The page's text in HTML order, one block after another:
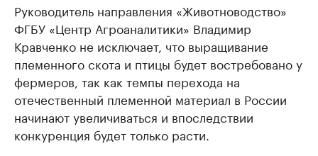
Руководитель направления «Животноводство»
ФГБУ «Центр Агроаналитики» Владимир
Кравченко не исключает, что выращивание
племенного скота и птицы будет востребовано у
фермеров, так как темпы перехода на
отечественный племенной материал в России
начинают увеличиваться и впоследствии
конкуренция будет только расти.